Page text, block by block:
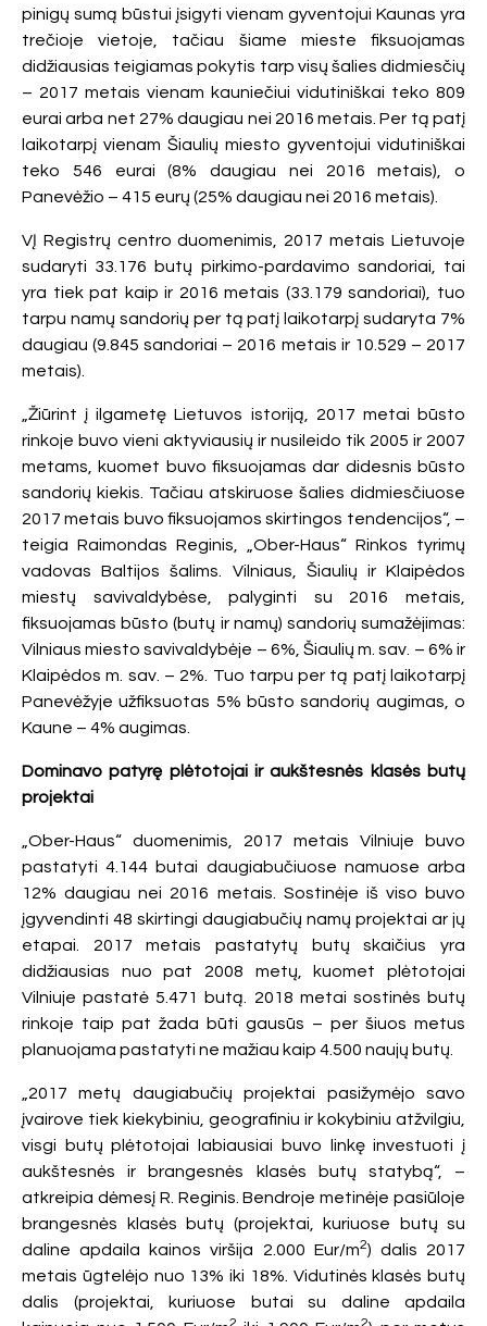
pinigų sumą būstui įsigyti vienam gyventojui Kaunas yra
trečioje vietoje, tačiau šiame mieste fiksuojamas
didžiausias teigiamas pokytis tarp visų šalies didmiesčių
– 2017 metais vienam kauniečiui vidutiniškai teko 809
eurai arba net 27% daugiau nei 2016 metais. Per tą patį
laikotarpį vienam Šiaulių miesto gyventojui vidutiniškai
teko 546 eurai (8% daugiau nei 2016 metais), o
Panevėžio – 415 eurų (25% daugiau nei 2016 metais).
VĮ Registrų centro duomenimis, 2017 metais Lietuvoje
sudaryti 33.176 butų pirkimo-pardavimo sandoriai, tai
yra tiek pat kaip ir 2016 metais (33.179 sandoriai), tuo
tarpu namų sandorių per tą patį laikotarpį sudaryta 7%
daugiau (9.845 sandoriai – 2016 metais ir 10.529 – 2017
metais).
„Žiūrint į ilgametę Lietuvos istoriją, 2017 metai būsto
rinkoje buvo vieni aktyviausių ir nusileido tik 2005 ir 2007
metams, kuomet buvo fiksuojamas dar didesnis būsto
sandorių kiekis. Tačiau atskiruose šalies didmiesčiuose
2017 metais buvo fiksuojamos skirtingos tendencijos“, –
teigia Raimondas Reginis, „Ober-Haus“ Rinkos tyrimų
vadovas Baltijos šalims. Vilniaus, Šiaulių ir Klaipėdos
miestų savivaldybėse, palyginti su 2016 metais,
fiksuojamas būsto (butų ir namų) sandorių sumažėjimas:
Vilniaus miesto savivaldybėje – 6%, Šiaulių m. sav. – 6% ir
Klaipėdos m. sav. – 2%. Tuo tarpu per tą patį laikotarpį
Panevėžyje užfiksuotas 5% būsto sandorių augimas, o
Kaune – 4% augimas.
Dominavo patyrę plėtotojai ir aukštesnės klasės butų
projektai
„Ober-Haus“ duomenimis, 2017 metais Vilniuje buvo
pastatyti 4.144 butai daugiabučiuose namuose arba
12% daugiau nei 2016 metais. Sostinėje iš viso buvo
įgyvendinti 48 skirtingi daugiabučių namų projektai ar jų
etapai. 2017 metais pastatytų butų skaičius yra
didžiausias nuo pat 2008 metų, kuomet plėtotojai
Vilniuje pastatė 5.471 butą. 2018 metai sostinės butų
rinkoje taip pat žada būti gausūs – per šiuos metus
planuojama pastatyti ne mažiau kaip 4.500 naujų butų.
„2017 metų daugiabučių projektai pasižymėjo savo
įvairove tiek kiekybiniu, geografiniu ir kokybiniu atžvilgiu,
visgi butų plėtotojai labiausiai buvo linkę investuoti į
aukštesnės ir brangesnės klasės butų statybą“, –
atkreipia dėmesį R. Reginis. Bendroje metinėje pasiūloje
brangesnės klasės butų (projektai, kuriuose butų su
daline apdaila kainos viršija 2.000 Eur/m2) dalis 2017
metais ūgtelėjo nuo 13% iki 18%. Vidutinės klasės butų
dalis (projektai, kuriuose butai su daline apdaila